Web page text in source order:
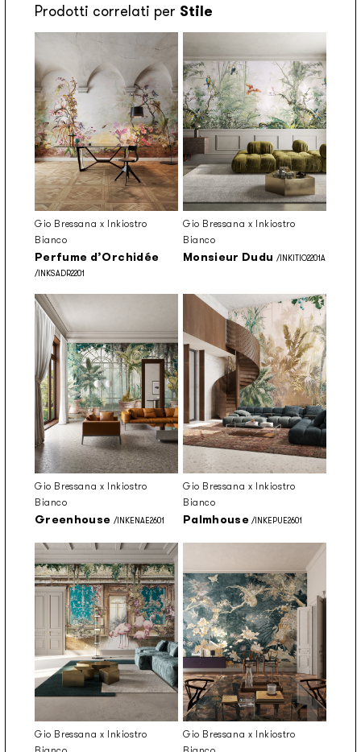
Prodotti correlati per Stile
Gio Bressana x Inkiostro
Bianco
Perfume d’Orchidée
/INKSADR2201
Gio Bressana x Inkiostro
Bianco
Monsieur Dudu /INKITIO2201A
Gio Bressana x Inkiostro
Bianco
Greenhouse /INKENAE2601
Gio Bressana x Inkiostro
Bianco
Palmhouse /INKEPUE2601
Gio Bressana x Inkiostro
Gio Bressana x Inkiostro